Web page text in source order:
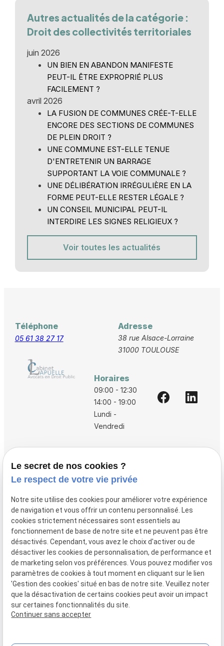
Autres actualités de la catégorie :
Droit des collectivités territoriales
juin 2026
UN BIEN EN ABANDON MANIFESTE
PEUT-IL ÊTRE EXPROPRIÉ PLUS
FACILEMENT ?
avril 2026
LA FUSION DE COMMUNES CRÉE-T-ELLE
ENCORE DES SECTIONS DE COMMUNES
DE PLEIN DROIT ?
UNE COMMUNE EST-ELLE TENUE
D'ENTRETENIR UN BARRAGE
SUPPORTANT LA VOIE COMMUNALE ?
UNE DÉLIBÉRATION IRRÉGULIÈRE EN LA
FORME PEUT-ELLE RESTER LÉGALE ?
UN CONSEIL MUNICIPAL PEUT-IL
INTERDIRE LES SIGNES RELIGIEUX ?
Voir toutes les actualités
Téléphone
05 61 38 27 17
Adresse
38 rue Alsace-Lorraine
31000 TOULOUSE
Horaires
09:00 - 12:30
14:00 - 19:00
Lundi -
Vendredi
Vos avocats
Boutique
Domaines de compétences
Actualités
Contact
Mentions
légales
Politique de
confidentialité
Gestion
Plan du
site
Siret :80946148600015
Le secret de nos cookies ?
Le respect de votre vie privée
Notre site utilise des cookies pour améliorer votre expérience
de navigation et vous offrir un contenu personnalisé. Les
cookies strictement nécessaires sont essentiels au
fonctionnement de base de notre site et ne peuvent pas être
désactivés. Cependant, vous avez le choix d'activer ou de
désactiver les cookies de personnalisation, de performance et
de marketing selon vos préférences. Vous pouvez modifier vos
paramètres de cookies à tout moment en cliquant sur le lien
'Gestion des cookies' situé en bas de notre site. Veuillez noter
que la désactivation de certains cookies peut avoir un impact
sur certaines fonctionnalités du site.
Continuer sans accepter